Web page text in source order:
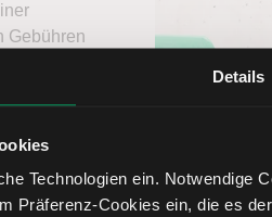
Details
Technologien ein. Notwendige
Präferenz-Cookies ein, die es
Gebühren